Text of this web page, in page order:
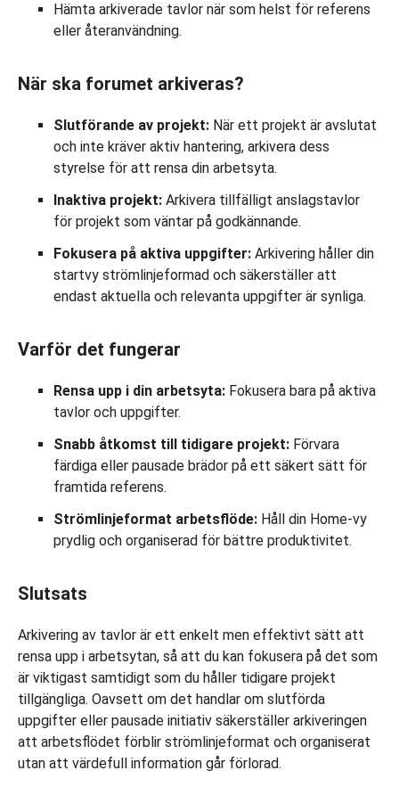
Hämta arkiverade tavlor när som helst för referens
eller återanvändning.
När ska forumet arkiveras?
Slutförande av projekt: När ett projekt är avslutat
och inte kräver aktiv hantering, arkivera dess
styrelse för att rensa din arbetsyta.
Inaktiva projekt: Arkivera tillfälligt anslagstavlor
för projekt som väntar på godkännande.
Fokusera på aktiva uppgifter: Arkivering håller din
startvy strömlinjeformad och säkerställer att
endast aktuella och relevanta uppgifter är synliga.
Varför det fungerar
Rensa upp i din arbetsyta: Fokusera bara på aktiva
tavlor och uppgifter.
Snabb åtkomst till tidigare projekt: Förvara
färdiga eller pausade brädor på ett säkert sätt för
framtida referens.
Strömlinjeformat arbetsflöde: Håll din Home-vy
prydlig och organiserad för bättre produktivitet.
Slutsats
Arkivering av tavlor är ett enkelt men effektivt sätt att
rensa upp i arbetsytan, så att du kan fokusera på det som
är viktigast samtidigt som du håller tidigare projekt
tillgängliga. Oavsett om det handlar om slutförda
uppgifter eller pausade initiativ säkerställer arkiveringen
att arbetsflödet förblir strömlinjeformat och organiserat
utan att värdefull information går förlorad.